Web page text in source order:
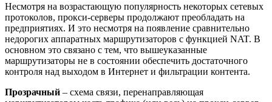
Несмотря на возрастающую популярность некоторых сетевых
протоколов, прокси-серверы продолжают преобладать на
предприятиях. И это несмотря на появление сравнительно
недорогих аппаратных маршрутизаторов с функцией NAT. В
основном это связано с тем, что вышеуказанные
маршрутизаторы не в состоянии обеспечить достаточного
контроля над выходом в Интернет и фильтрации контента.
Прозрачный – схема связи, перенаправляющая